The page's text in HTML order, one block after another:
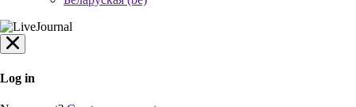
Log in